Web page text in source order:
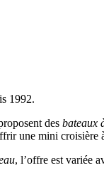
1992.
des bateaux
une mini
, l’offre est variée